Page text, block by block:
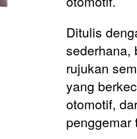
Ditulis
sederhana,
rujukan
yang
otomotif,
penggemar